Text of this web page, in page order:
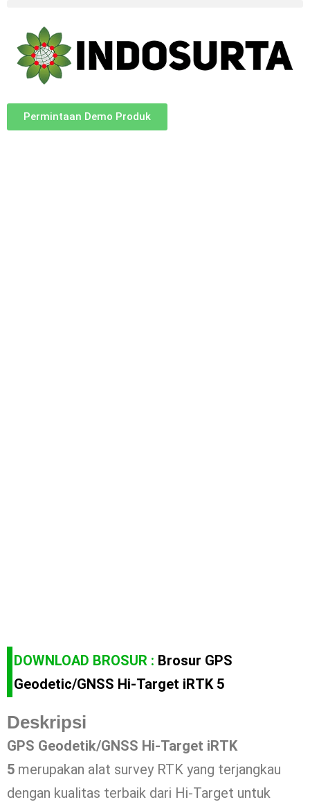
Permintaan Demo Produk
DOWNLOAD BROSUR : Brosur GPS
Geodetic/GNSS Hi-Target iRTK 5
Deskripsi
GPS Geodetik/GNSS Hi-Target iRTK
5 merupakan alat survey RTK yang terjangkau
dengan kualitas terbaik dari Hi-Target untuk